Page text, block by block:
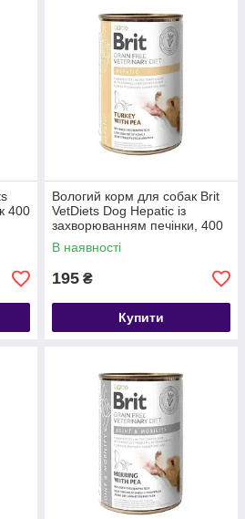
400
Вологий корм для собак Brit
VetDiets Dog Hepatic із
захворюванням печінки, 400
г (індичка та горошок)
В наявності
195 ₴
Купити